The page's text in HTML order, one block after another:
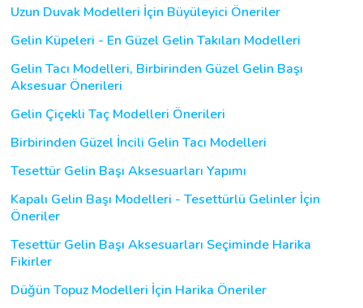
Uzun Duvak Modelleri İçin Büyüleyici Öneriler
Gelin Küpeleri - En Güzel Gelin Takıları Modelleri
Gelin Tacı Modelleri, Birbirinden Güzel Gelin Başı
Aksesuar Önerileri
Gelin Çiçekli Taç Modelleri Önerileri
Birbirinden Güzel İncili Gelin Tacı Modelleri
Tesettür Gelin Başı Aksesuarları Yapımı
Kapalı Gelin Başı Modelleri - Tesettürlü Gelinler İçin
Öneriler
Tesettür Gelin Başı Aksesuarları Seçiminde Harika
Fikirler
Düğün Topuz Modelleri İçin Harika Öneriler